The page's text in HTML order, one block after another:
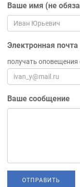
Ваше имя (не
Электронная
получать оповещения
Ваше сообщение